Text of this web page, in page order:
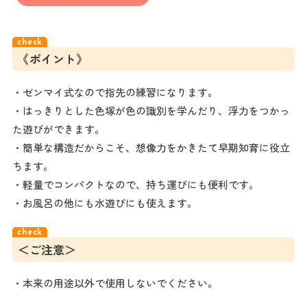
《ポイント》
・ゼンマイ式なので指先の練習になります。
・はっきりとした色塚が色の識別を学んだり、浮力をつかっ
た遊びができます。
・簡単な構造だからこそ、想像力をかきたて早期知育に役立
ちます。
・軽量でコンパクトなので、持ち運びにも便利です。
・お風呂の他にも水遊びにも使えます。
＜ご注意＞
・本来の用途以外で使用しないでください。